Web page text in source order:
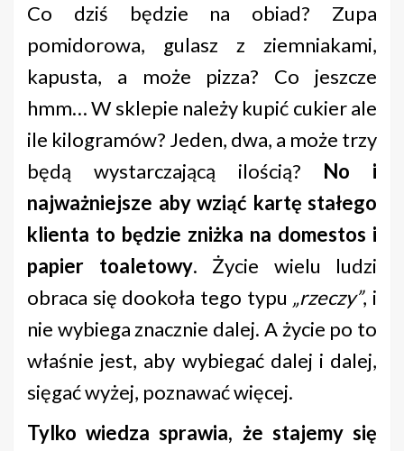
Co dziś będzie na obiad? Zupa
pomidorowa, gulasz z ziemniakami,
kapusta, a może pizza? Co jeszcze
hmm… W sklepie należy kupić cukier ale
ile kilogramów? Jeden, dwa, a może trzy
będą wystarczającą ilością? No i
najważniejsze aby wziąć kartę stałego
klienta to będzie zniżka na domestos i
papier toaletowy. Życie wielu ludzi
obraca się dookoła tego typu „rzeczy”, i
nie wybiega znacznie dalej. A życie po to
właśnie jest, aby wybiegać dalej i dalej,
sięgać wyżej, poznawać więcej.
Tylko wiedza sprawia, że stajemy się